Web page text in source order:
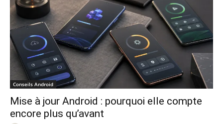
Conseils Android
Mise à jour Android : pourquoi elle compte
encore plus qu’avant